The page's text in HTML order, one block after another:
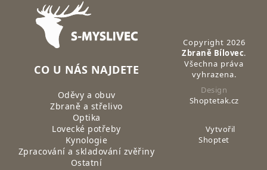
Zápatí
CO U NÁS NAJDETE
Oděvy a obuv
Zbraně a střelivo
Optika
Lovecké potřeby
Kynologie
Zpracování a skladování zvěřiny
Ostatní
Copyright 2026
Zbraně Bílovec.
Všechna práva
vyhrazena.
Design
Shoptetak.cz
Vytvořil
Shoptet